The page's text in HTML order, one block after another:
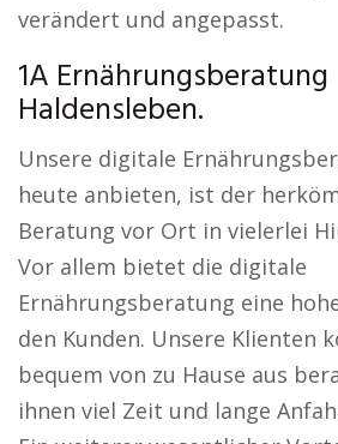
verändert und angepasst.
1A Ernährungsberatung
Haldensleben.
Unsere digitale
heute anbieten, ist der
Beratung vor Ort in vielerlei
Vor allem bietet die digitale
Ernährungsberatung eine
den Kunden. Unsere Klienten
bequem von zu Hause aus
ihnen viel Zeit und lange